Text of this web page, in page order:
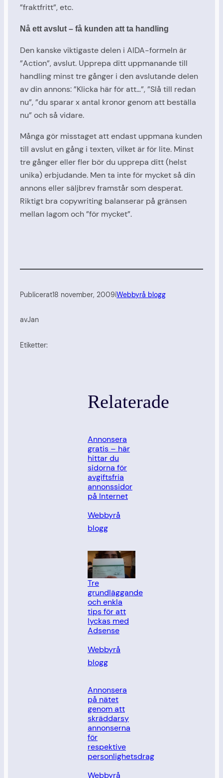
”fraktfritt”, etc.
Nå ett avslut – få kunden att ta handling
Den kanske viktigaste delen i AIDA-formeln är
”Action”, avslut. Upprepa ditt uppmanande till
handling minst tre gånger i den avslutande delen
av din annons: ”Klicka här för att…”, ”Slå till redan
nu”, ”du sparar x antal kronor genom att beställa
nu” och så vidare.
Många gör misstaget att endast uppmana kunden
till avslut en gång i texten, vilket är för lite. Minst
tre gånger eller fler bör du upprepa ditt (helst
unika) erbjudande. Men ta inte för mycket så din
annons eller säljbrev framstår som desperat.
Riktigt bra copywriting balanserar på gränsen
mellan lagom och ”för mycket”.
Publicerat18 november, 2009iWebbyrå blogg
avJan
Etiketter:
Relaterade
Annonsera
gratis – här
hittar du
sidorna för
avgiftsfria
annonssidor
på Internet
I relation till
Webbyrå
blogg
Tre
grundläggande
och enkla
tips för att
lyckas med
Adsense
I relation till
Webbyrå
blogg
Annonsera
på nätet
genom att
skräddarsy
annonserna
för
respektive
personlighetsdrag
I relation till
Webbyrå